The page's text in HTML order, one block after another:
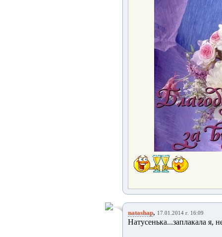
natashap, 17.01.2014 г. 16:09
Натусенька...заплакала я,